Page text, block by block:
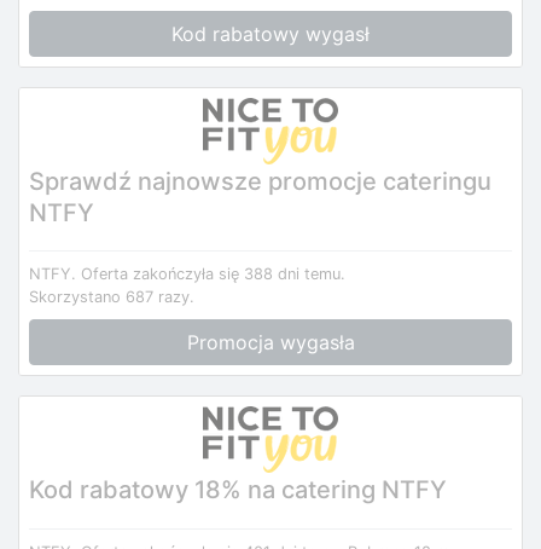
Kod rabatowy wygasł
Sprawdź najnowsze promocje cateringu
NTFY
NTFY. Oferta zakończyła się 388 dni temu.
Skorzystano 687 razy.
Promocja wygasła
Kod rabatowy 18% na catering NTFY